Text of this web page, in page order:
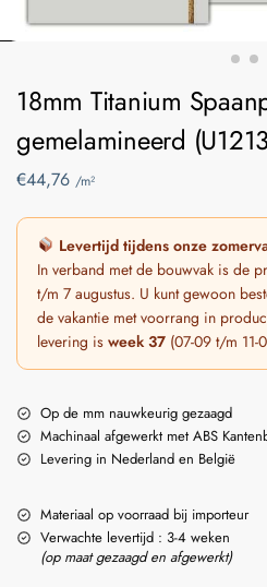
18mm Titanium
gemelamineerd
€44,76 /m²
Levertijd tijdens onze
In verband met de bouwvak is de
t/m 7 augustus. U kunt gewoon
de vakantie met voorrang in
levering is week 37 (07-09 t/m
Op de mm nauwkeurig gezaagd
Machinaal afgewerkt met ABS
Levering in Nederland en België
Materiaal op voorraad bij importeur
Verwachte levertijd : 3-4 weken
(op maat gezaagd en afgewerkt)